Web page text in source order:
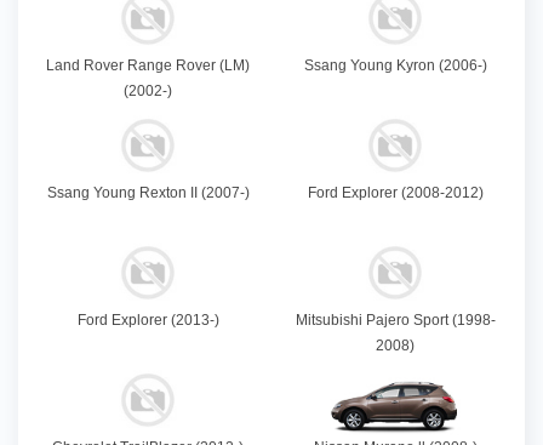
Land Rover Range Rover (LM)
(2002-)
Ssang Young Kyron (2006-)
Ssang Young Rexton II (2007-) Ford Explorer (2008-2012)
Ford Explorer (2013-)
Mitsubishi Pajero Sport (1998-
2008)